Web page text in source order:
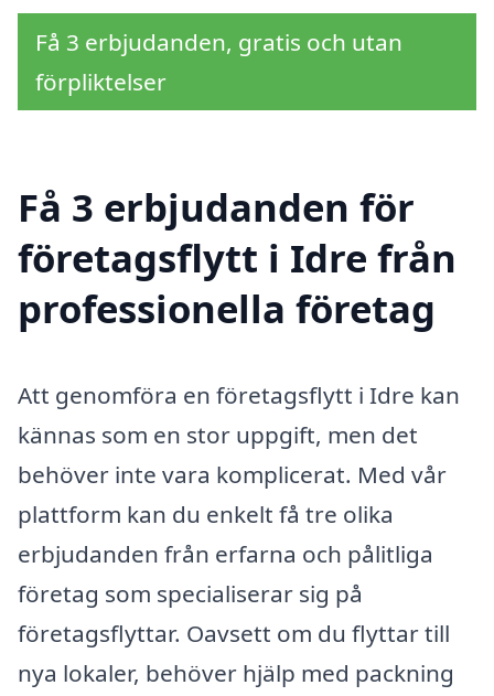
Få 3 erbjudanden, gratis och utan
förpliktelser
Få 3 erbjudanden för
företagsflytt i Idre från
professionella företag
Att genomföra en företagsflytt i Idre kan
kännas som en stor uppgift, men det
behöver inte vara komplicerat. Med vår
plattform kan du enkelt få tre olika
erbjudanden från erfarna och pålitliga
företag som specialiserar sig på
företagsflyttar. Oavsett om du flyttar till
nya lokaler, behöver hjälp med packning